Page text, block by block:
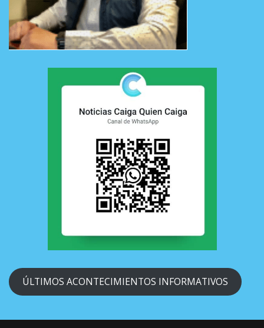
ÚLTIMOS ACONTECIMIENTOS INFORMATIVOS